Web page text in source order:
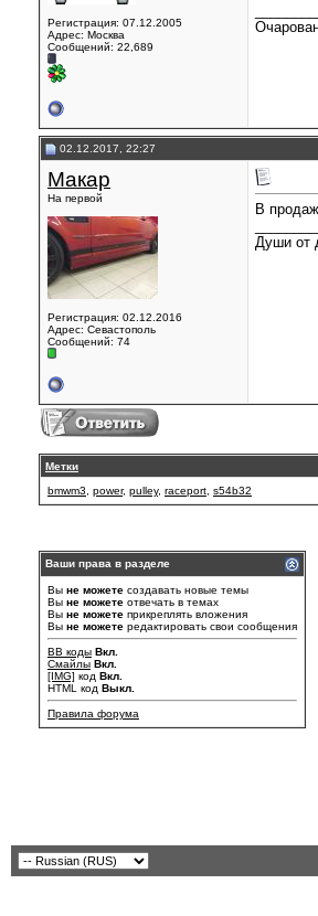
Регистрация: 07.12.2005
Адрес: Москва
Сообщений: 22,689
02.12.2017, 22:27
Макар
На первой
Регистрация: 02.12.2016
Адрес: Севастополь
Сообщений: 74
В
Души от
Метки
bmwm3
power, pulley, raceport s54b32
Ваши права в разделе
Вы не можете создавать новые темы
Вы не можете отвечать в темах
Вы не можете прикреплять вложения
Вы не можете редактировать свои сообщения
BB коды Вкл.
Смайлы Вкл.
[IMG] код Вкл.
HTML код Выкл.
Правила форума